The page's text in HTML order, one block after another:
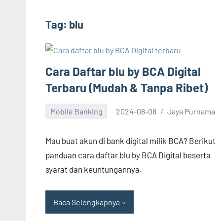
Tag: blu
Cara Daftar blu by BCA Digital
Terbaru (Mudah & Tanpa Ribet)
Mobile Banking 2024-08-08 Jaya Purnama
Mau buat akun di bank digital milik BCA? Berikut
panduan cara daftar blu by BCA Digital beserta
syarat dan keuntungannya.
Baca Selengkapnya